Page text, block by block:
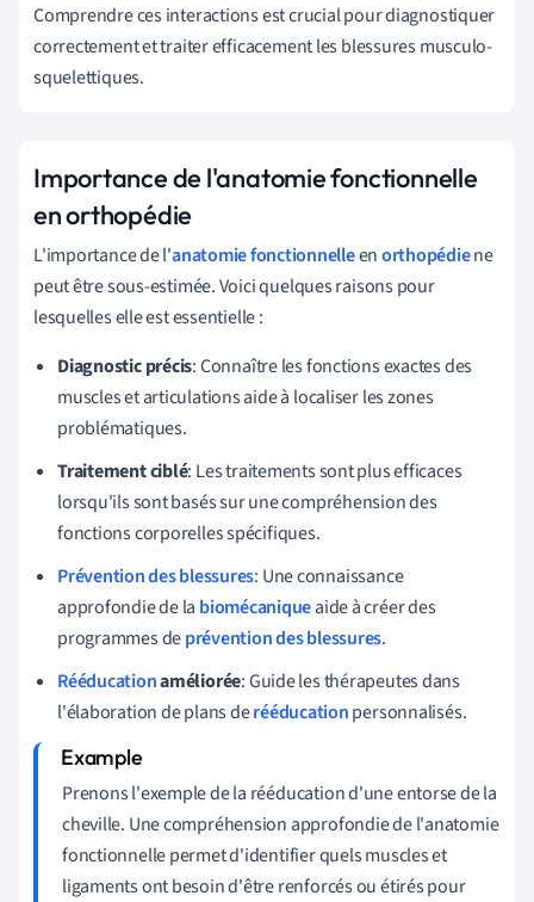
Comprendre ces interactions est crucial pour diagnostiquer
correctement et traiter efficacement les blessures musculo-
squelettiques.
Importance de l'anatomie fonctionnelle
en orthopédie
L'importance de l'anatomie fonctionnelleenorthopédiene
peut être sous-estimée. Voici quelques raisons pour
lesquelles elle est essentielle :
Diagnostic précis: Connaître les fonctions exactes des
muscles et articulations aide à localiser les zones
problématiques.
Traitement ciblé: Les traitements sont plus efficaces
lorsqu'ils sont basés sur une compréhension des
fonctions corporelles spécifiques.
Prévention des blessures: Une connaissance
approfondie de la biomécaniqueaide à créer des
programmes deprévention des blessures.
Rééducationaméliorée: Guide les thérapeutes dans
l'élaboration de plans derééducationpersonnalisés.
Prenons l'exemple de la rééducation d'une entorse de la
cheville. Une compréhension approfondie de l'anatomie
fonctionnelle permet d'identifier quels muscles et
ligaments ont besoin d'être renforcés ou étirés pour